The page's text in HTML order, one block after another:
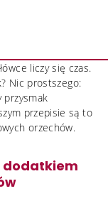
liczy się czas.
Nic prostszego:
przepisie są to
orzechów.
dodatkiem